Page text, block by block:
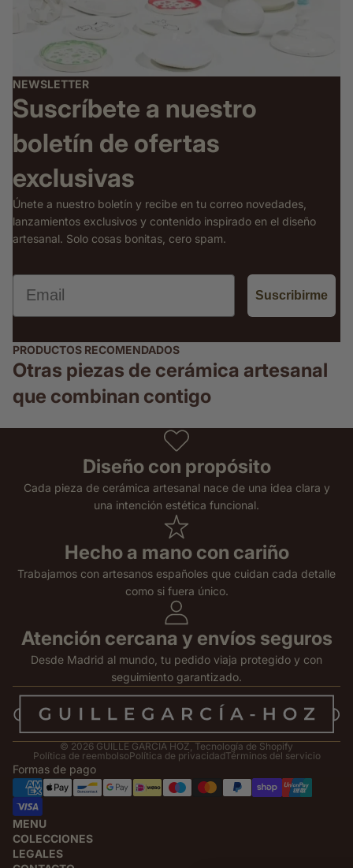
NEWSLETTER
Suscríbete a nuestro
boletín de ofertas
exclusivas
Únete a nuestro boletín y recibe en tu correo novedades,
lanzamientos exclusivos y contenido inspirado en el diseño
artesanal. Solo cosas bonitas, cero spam.
Email
Suscribirme
PRODUCTOS RECOMENDADOS
Otras piezas de cerámica artesanal
que combinan contigo
Diseño con propósito
Cada pieza de cerámica artesanal nace de una idea clara y
una intención estética funcional.
Hecho a mano con cariño
Trabajamos con artesanos españoles que cuidan cada detalle
como si fuera único.
Atención cercana y envíos seguros
Desde Madrid al mundo, tu pedido viaja protegido y con
seguimiento garantizado.
© 2026 GUILLE GARCIA HOZ, Tecnología de Shopify
Política de reembolsoPolítica de privacidadTérminos del servicio
Formas de pago
MENU
COLECCIONES
LEGALES